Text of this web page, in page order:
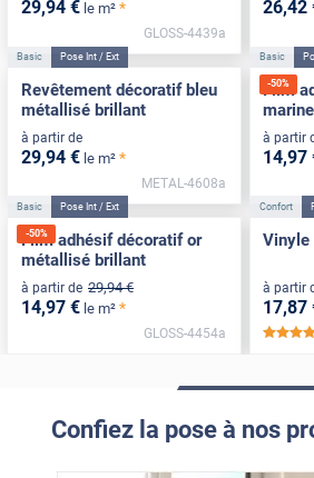
29,94 € le m² *
GLOSS-4439a
26,42
Basic Pose Int / Ext
Revêtement décoratif bleu
métallisé brillant
à partir de
29,94 € le m² *
METAL-4608a
-50%
Basic
Film
à partir
14,97
-50%
Basic Pose Int / Ext
Film adhésif décoratif or
métallisé brillant
à partir de 29,94 €
14,97 € le m² *
GLOSS-4454a
Confort
Vinyle
à partir
17,87
Confiez la pose à nos